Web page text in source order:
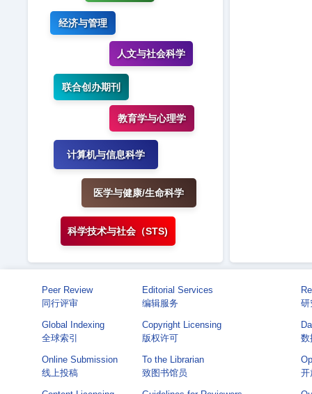
经济与管理
人文与社会科学
联合创办期刊
教育学与心理学
计算机与信息科学
医学与健康/生命科学
科学技术与社会（STS)
Peer Review
同行评审
Editorial Services
编辑服务
研
Global Indexing
全球索引
Copyright Licensing
版权许可
数
Online Submission
线上投稿
To the Librarian
致图书馆员
开